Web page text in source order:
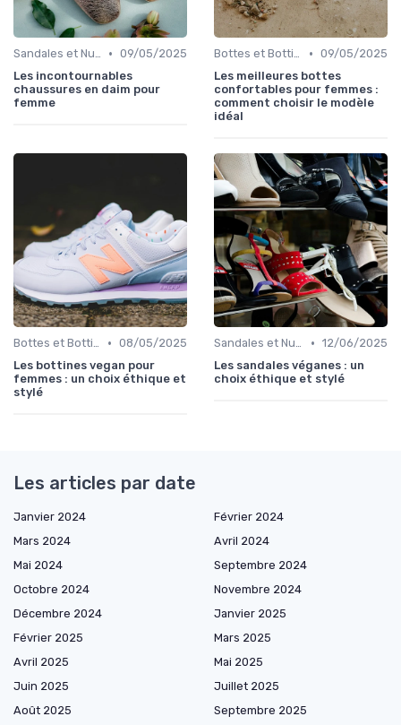
Sandales et Nu-pieds • 09/05/2025
Les incontournables
chaussures en daim pour
femme
Bottes et Bottines • 09/05/2025
Les meilleures bottes
confortables pour femmes :
comment choisir le modèle
idéal
Bottes et Bottines • 08/05/2025
Les bottines vegan pour
femmes : un choix éthique et
stylé
Sandales et Nu-pieds • 12/06/2025
Les sandales véganes : un
choix éthique et stylé
Les articles par date
Janvier 2024
Février 2024
Mars 2024
Avril 2024
Mai 2024
Septembre 2024
Octobre 2024
Novembre 2024
Décembre 2024
Janvier 2025
Février 2025
Mars 2025
Avril 2025
Mai 2025
Juin 2025
Juillet 2025
Août 2025
Septembre 2025